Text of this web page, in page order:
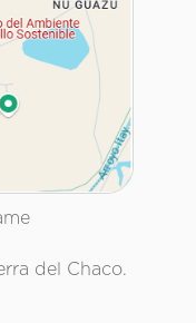
del Chaco.